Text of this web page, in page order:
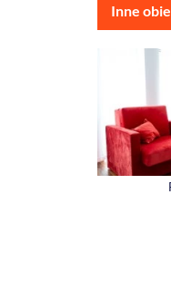
Inne